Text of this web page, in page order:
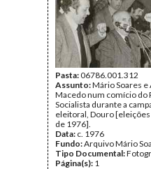
Pasta:06786.001.312
Assunto:Mário Soares
Macedo num comício do
Socialista durante a
eleitoral, Douro
de 1976].
Data: c. 1976
Fundo:Arquivo Mário
Tipo Documental:
Página(s): 1